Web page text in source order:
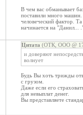
В чем вас обманывает
поставили много машин.
человеческий фактор.
начинается на "Данил...
Цитата (ОТК, ООО @
и доверяют
волнует
Будь Вы хоть трижды
с грузом.
Даже если его
для невыплат денег.
Вы представляете